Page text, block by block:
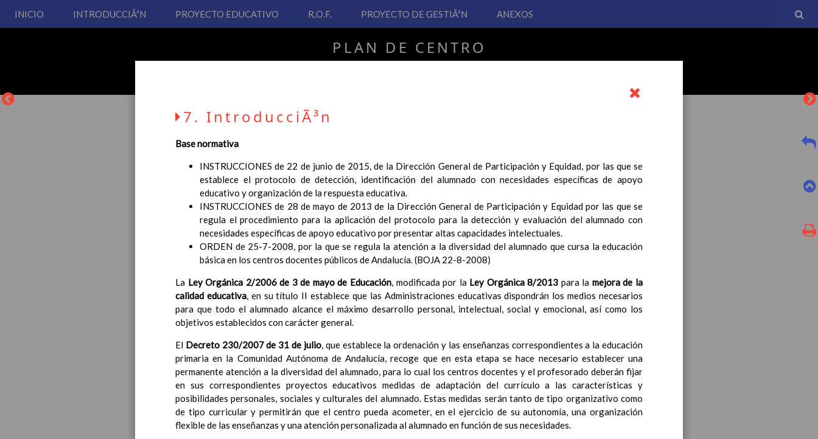
INICIO INTRODUCCIÃ³N PROYECTO EDUCATIVO R.O.F. PROYECTO DE GESTIÃ³N ANEXOS
PLAN DE CENTRO
La entrada en vigor del Real Decreto 126/2014, de 28 de febrero, por el que se establece el currículo básico de la
Educación Primaria, se ha hecho necesario la revisión y adecuación de nuestro Plan de Centro a esta normativa, el
cual usted podrá consultar desde este sitio web.
Esperamos que sea de su interés.
Contenido
IntroducciÃ³n
AnÃ¡lisis del Contexto
Proyecto Educativo
Marco Normativo
Objetivos propios para la mejora del rendimiento escolar
LÃ­neas generales de actuaciÃ³n pedagÃ³gica
CoordinaciÃ³n y concreciÃ³n de los contenidos curriculares, asÃ­ como el tratamiento transversal en las
Ã¡reas de la educaciÃ³n en valores y otras enseÃ±anzas
EducaciÃ³n Infantil (Segundo Ciclo)
15 noviembre 2019
Objetivos generales 15 noviembre 2019
Ãreas Curriculares
InterrelaciÃ³n de las inteligencias mÃºltiples con los objetivos generales y de Ã¡reas
7. IntroducciÃ³n
Base normativa
INSTRUCCIONES de 22 de junio de 2015, de la Dirección General de Participación y Equidad, por las que se
establece el protocolo de detección, identificación del alumnado con necesidades específicas de apoyo
educativo y organización de la respuesta educativa.
INSTRUCCIONES de 28 de mayo de 2013 de la Dirección General de Participación y Equidad por las que se
regula el procedimiento para la aplicación del protocolo para la detección y evaluación del alumnado con
necesidades específicas de apoyo educativo por presentar altas capacidades intelectuales.
ORDEN de 25-7-2008, por la que se regula la atención a la diversidad del alumnado que cursa la educación
básica en los centros docentes públicos de Andalucía. (BOJA 22-8-2008)
La Ley Orgánica 2/2006 de 3 de mayo de Educación, modificada por la Ley Orgánica 8/2013 para la mejora de la
calidad educativa, en su título II establece que las Administraciones educativas dispondrán los medios necesarios
para que todo el alumnado alcance el máximo desarrollo personal, intelectual, social y emocional, así como los
objetivos establecidos con carácter general.
El Decreto 230/2007 de 31 de julio, que establece la ordenación y las enseñanzas correspondientes a la educación
primaria en la Comunidad Autónoma de Andalucía, recoge que en esta etapa se hace necesario establecer una
permanente atención a la diversidad del alumnado, para lo cual los centros docentes y el profesorado deberán fijar
en sus correspondientes proyectos educativos medidas de adaptación del currículo a las características y
posibilidades personales, sociales y culturales del alumnado. Estas medidas serán tanto de tipo organizativo como
de tipo curricular y permitirán que el centro pueda acometer, en el ejercicio de su autonomía, una organización
flexible de las enseñanzas y una atención personalizada al alumnado en función de sus necesidades.